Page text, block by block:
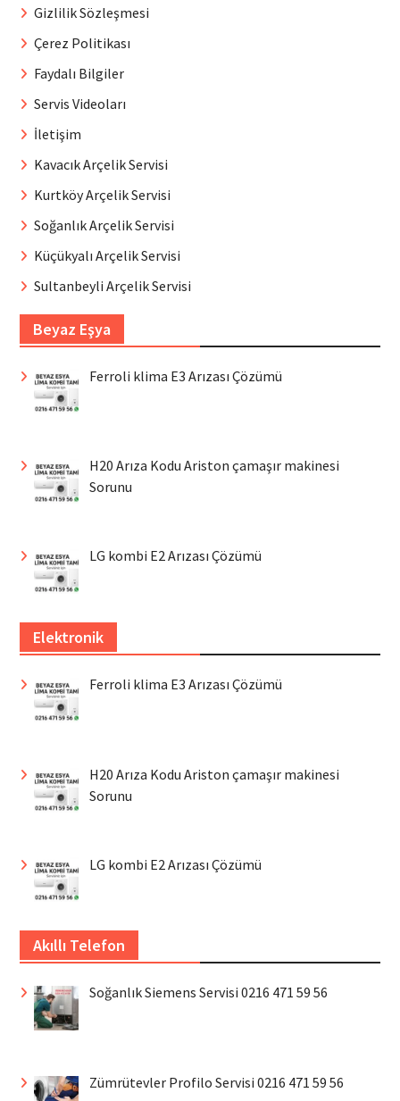
Gizlilik Sözleşmesi
Çerez Politikası
Faydalı Bilgiler
Servis Videoları
İletişim
Kavacık Arçelik Servisi
Kurtköy Arçelik Servisi
Soğanlık Arçelik Servisi
Küçükyalı Arçelik Servisi
Sultanbeyli Arçelik Servisi
Beyaz Eşya
Ferroli klima E3 Arızası Çözümü
H20 Arıza Kodu Ariston çamaşır makinesi
Sorunu
LG kombi E2 Arızası Çözümü
Elektronik
Ferroli klima E3 Arızası Çözümü
H20 Arıza Kodu Ariston çamaşır makinesi
Sorunu
LG kombi E2 Arızası Çözümü
Akıllı Telefon
Soğanlık Siemens Servisi 0216 471 59 56
Zümrütevler Profilo Servisi 0216 471 59 56